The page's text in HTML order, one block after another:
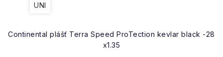
Continental plášť Terra Speed ProTection kevlar black -28
x1.35
UNI